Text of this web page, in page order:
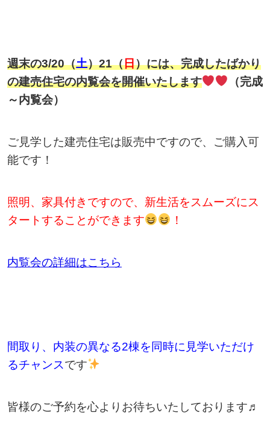
週末の3/20（土）21（日）には、完成したばかり
の建売住宅の内覧会を開催いたします
（完成
～内覧会）
ご見学した建売住宅は販売中ですので、ご購入可
能です！
照明、家具付きですので、新生活をスムーズにス
タートすることができます
！
内覧会の詳細はこちら
間取り、内装の異なる2棟を同時に見学いただけ
るチャンスです
皆様のご予約を心よりお待ちいたしております♬